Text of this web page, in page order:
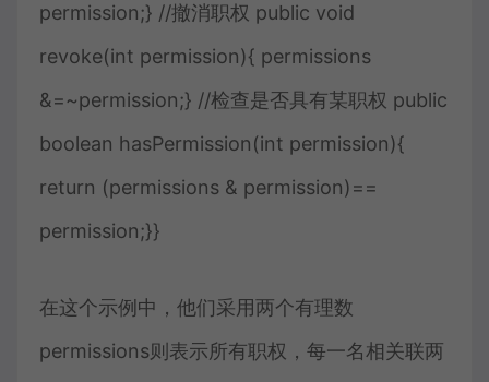
permission;} //撤消职权 public void
revoke(int permission){ permissions
&=~permission;} //检查是否具有某职权 public
boolean hasPermission(int permission){
return (permissions & permission)==
permission;}}
在这个示例中，他们采用两个有理数
permissions则表示所有职权，每一名相关联两